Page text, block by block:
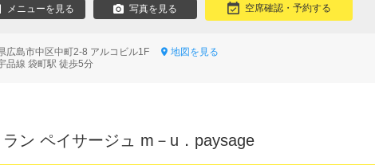
メニューを見る 写真を見る 空席確認・予約する
広島市中区中町2-8 アルコビル1F
地図を見る
品線 袋町駅 徒歩5分
ン ペイサージュ m－u．paysage